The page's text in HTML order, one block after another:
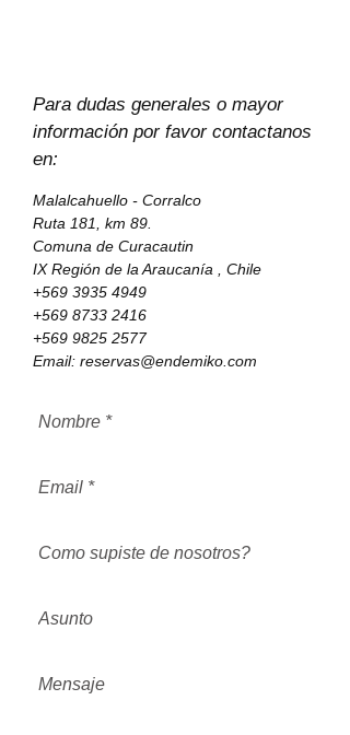
Para dudas generales o mayor
información por favor contactanos
en:
Malalcahuello - Corralco
Ruta 181, km 89.
Comuna de Curacautin
IX Región de la Araucanía , Chile
+569 3935 4949
+569 8733 2416
+569 9825 2577
Email: reservas@endemiko.com